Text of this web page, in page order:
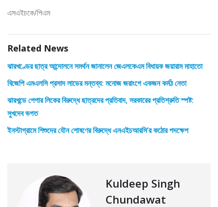
এসএইচকে/পিএম
Related News
ঝারখণ্ডের ছাত্র আন্দোলনে সমর্থন জানালেন জেএলকেএম বিধায়ক জয়ারাম মাহাতো
বিজেপি এমএলসি প্রসাদ লাডের মন্তব্য: মনোজ জরাংগে একজন কর্মঠ নেতা
ঝারখন্ডে পেপার লিকের বিরুদ্ধে ছাত্রদের প্রতিবাদ, সরকারের প্রতিশ্রুতি স্পষ্ট:
সুখদেব ভগত
ইনস্টাগ্রামে শিশুদের যৌন শোষণের বিরুদ্ধে এনএইচআরসি’র কঠোর পদক্ষেপ
Kuldeep Singh
Chundawat